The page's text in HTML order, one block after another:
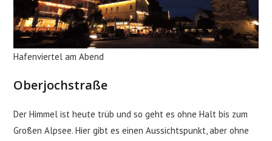
Hafenviertel am Abend
Oberjochstraße
Der Himmel ist heute trüb und so geht es ohne Halt bis zum
Großen Alpsee. Hier gibt es einen Aussichtspunkt, aber ohne